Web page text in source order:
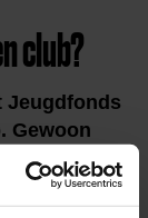
club?
Jeugdfonds
Gewoon